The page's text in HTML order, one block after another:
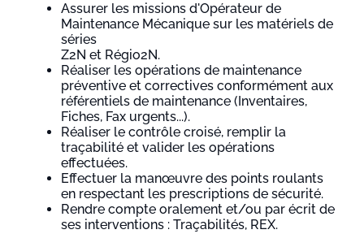
Assurer les missions d'Opérateur de
Maintenance Mécanique sur les matériels de
séries
Z2N et Régio2N.
Réaliser les opérations de maintenance
préventive et correctives conformément aux
référentiels de maintenance (Inventaires,
Fiches, Fax urgents...).
Réaliser le contrôle croisé, remplir la
traçabilité et valider les opérations
effectuées.
Effectuer la manœuvre des points roulants
en respectant les prescriptions de sécurité.
Rendre compte oralement et/ou par écrit de
ses interventions : Traçabilités, REX.